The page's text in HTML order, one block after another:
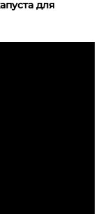
для